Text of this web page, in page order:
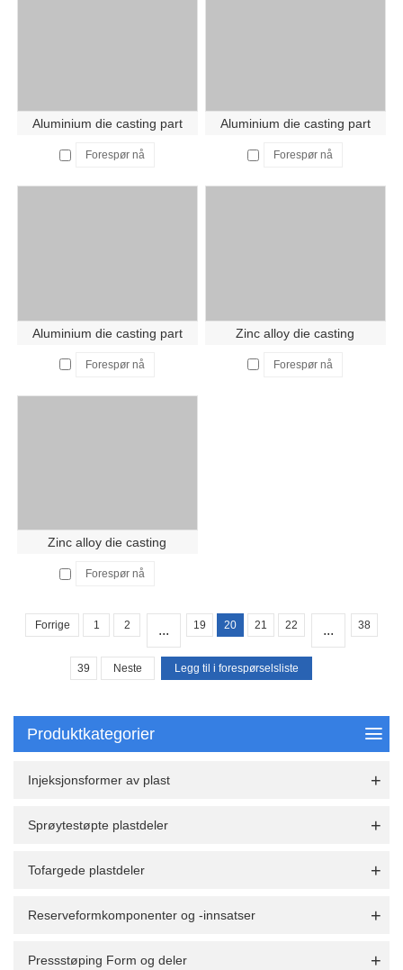
Aluminium die casting part
Forespør nå
Aluminium die casting part
Forespør nå
Aluminium die casting part
Forespør nå
Zinc alloy die casting
Forespør nå
Zinc alloy die casting
Forespør nå
Forrige 1 2 ... 19 20 21 22 ... 38
39 Neste
Produktkategorier
Injeksjonsformer av plast
Sprøytestøpte plastdeler
Tofargede plastdeler
Reserveformkomponenter og -innsatser
Pressstøping Form og deler